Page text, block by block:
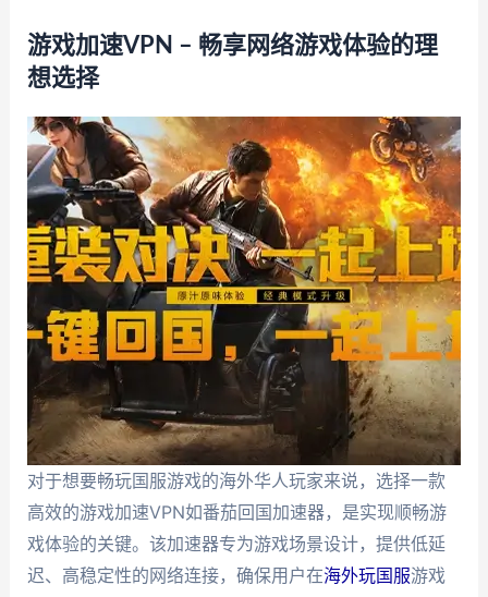
游戏加速VPN – 畅享网络游戏体验的理
想选择
对于想要畅玩国服游戏的海外华人玩家来说，选择一款
高效的游戏加速VPN如番茄回国加速器，是实现顺畅游
戏体验的关键。该加速器专为游戏场景设计，提供低延
迟、高稳定性的网络连接，确保用户在海外玩国服游戏